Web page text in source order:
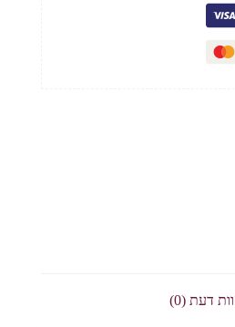
דעת (0)